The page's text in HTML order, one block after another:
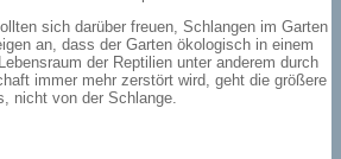
sich darüber freuen, Schlangen im Garten
an, dass der Garten ökologisch in einem
der Reptilien unter anderem durch
immer mehr zerstört wird, geht die größere
nicht von der Schlange.